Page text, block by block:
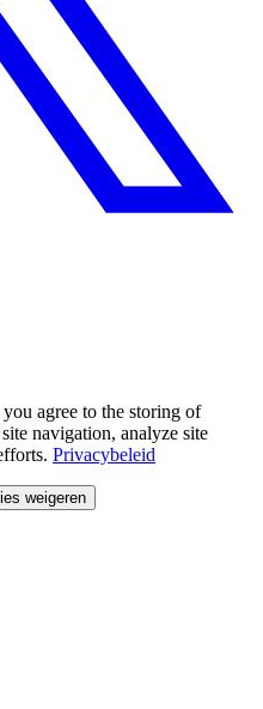
agree to the storing of
navigation, analyze site
Privacybeleid
weigeren